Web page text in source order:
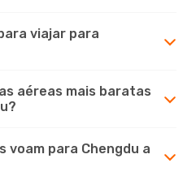
viajar para
aéreas mais baratas
voam para Chengdu a